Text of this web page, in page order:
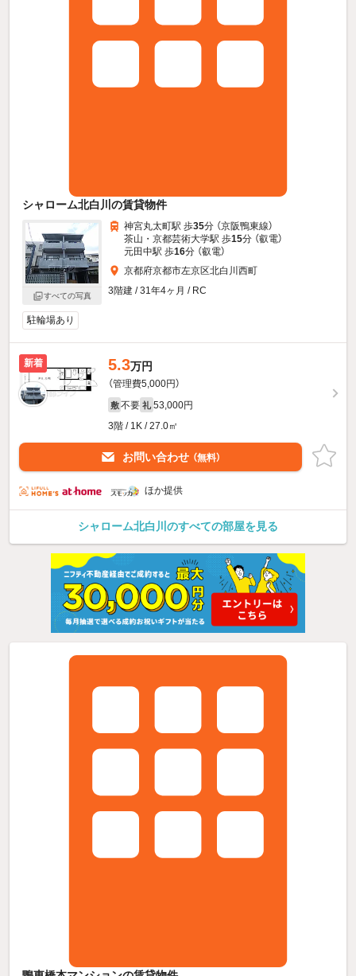
シャローム北白川の賃貸物件
すべての写真
神宮丸太町駅 歩35分 （京阪鴨東線）
茶山・京都芸術大学駅 歩15分 （叡電）
元田中駅 歩16分 （叡電）
京都府京都市左京区北白川西町
3階建 / 31年4ヶ月 / RC
駐輪場あり
新着 5.3万円
（管理費5,000円）
敷 不要 礼 53,000円
3階 / 1K / 27.0㎡
お問い合わせ （無料）
ほか提供
シャローム北白川のすべての部屋を見る